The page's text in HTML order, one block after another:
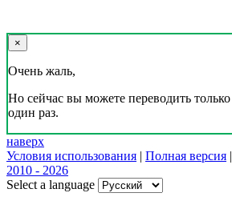
×
Очень жаль,
Но сейчас вы можете переводить только
один раз.
наверх
Условия использования | Полная версия |
2010 - 2026
Select a language